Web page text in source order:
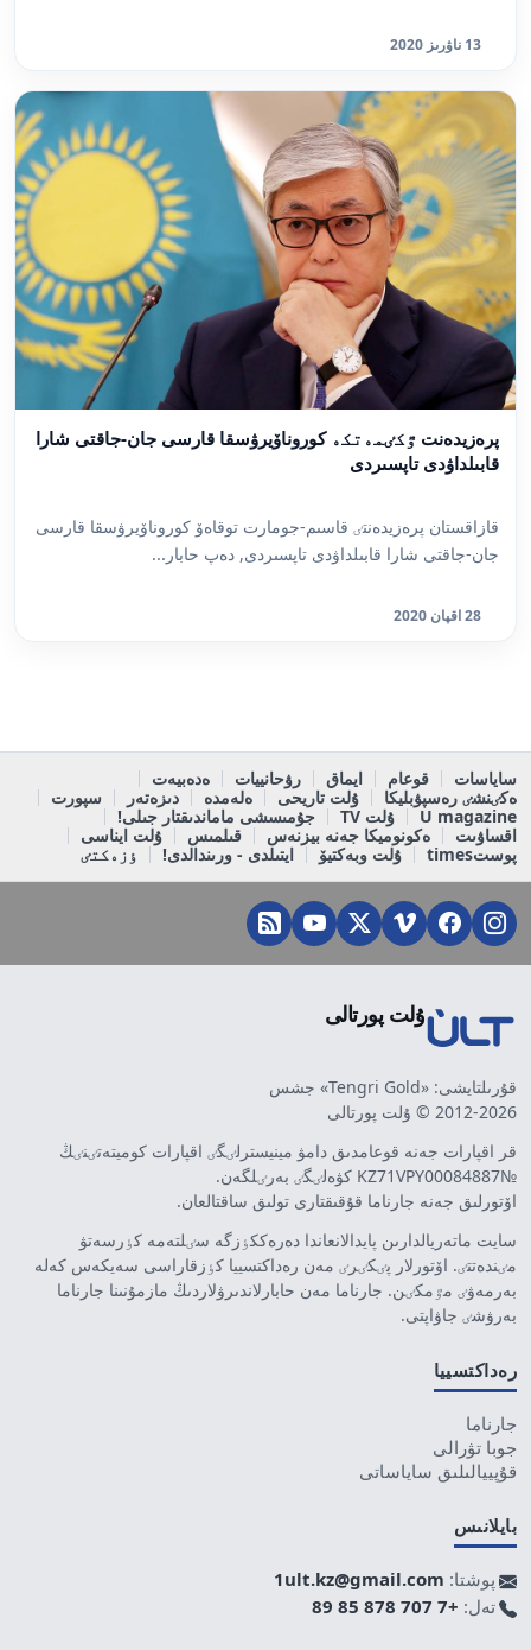
13 ناۋرىز 2020
پرەزيدەنت ٷكٸمەتكە كوروناۆيرۋسقا قارسى جان-جاقتى شارا
قابىلداۋدى تاپسىردى
قازاقستان پرەزيدەنتٸ قاسىم-جومارت توقاەۆ كوروناۆيرۋسقا قارسى
جان-جاقتى شارا قابىلداۋدى تاپسىردى, دەپ حابار...
28 اقپان 2020
ساياسات قوعام ايماق رۋحانييات
ەدەبيەت
ەكٸنشٸ رەسپۋبليكا
ۇلت تاريحى ەلەمدە دىزەتەر
سپورت
U magazine
ۇلت TV
جۇمىسشى ماماندىقتار جىلى!
اقساۋىت
ەكونوميكا جەنە بيزنەس قىلمىس
ۇلت ايناسى
پوستtimes
ۇلت وبەكتيۆ ايتىلدى - ورىندالدى! ٶزەكتٸ
ۇلت پورتالى
قۇرىلتايشى: «Tengri Gold» جشس
2012-2026 © ۇلت پورتالى
قر اقپارات جەنە قوعامدىق دامۋ مينيسترلٸگٸ اقپارات كوميتەتٸنٸڭ
№KZ71VPY00084887 كۋەلٸگٸ بەرٸلگەن.
اۆتورلىق جەنە جارناما قۇقىقتارى تولىق ساقتالعان.
سايت ماتەريالدارىن پايدالانعاندا دەرەككٶزگە سٸلتەمە كٶرسەتۋ
مٸندەتتٸ. اۆتورلار پٸكٸرٸ مەن رەداكتسييا كٶزقاراسى سەيكەس كەلە
بەرمەۋٸ مٷمكٸن. جارناما مەن حابارلاندىرۋلاردىڭ مازمۇنىنا جارناما
بەرۋشٸ جاۋاپتى.
رەداكتسييا
جارناما
جوبا تۋرالى
قۇپييالىلىق ساياساتى
بايلانىس
پوشتا: 1ult.kz@gmail.com
تەل: +7 707 878 85 89